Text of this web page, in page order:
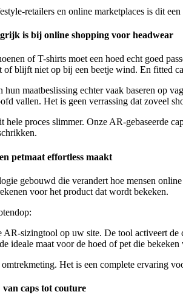
retailers en online marketplaces is dit
is bij online shopping voor headwear
of T-shirts moet een hoed echt goed
of blijft niet op bij een beetje wind. En fitted
hun maatbeslissing echter vaak baseren op
vallen. Het is geen verrassing dat zoveel
proces slimmer. Onze AR-gebaseerde
petmaat effortless maakt
gebouwd die verandert hoe mensen
voor het product dat wordt bekeken.
AR-sizingtool op uw site. De tool activeert de
ideale maat voor de hoed of pet die
Het is een complete ervaring
caps tot couture